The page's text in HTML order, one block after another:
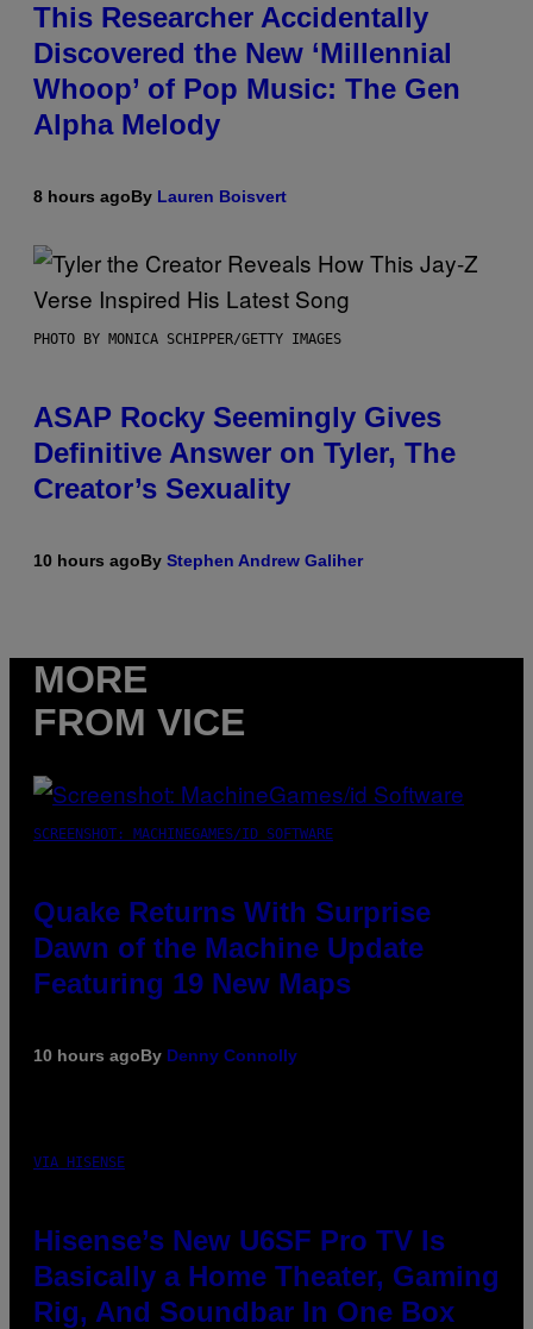
This Researcher Accidentally
Discovered the New ‘Millennial
Whoop’ of Pop Music: The Gen
Alpha Melody
8 hours agoBy Lauren Boisvert
PHOTO BY MONICA SCHIPPER/GETTY IMAGES
ASAP Rocky Seemingly Gives
Definitive Answer on Tyler, The
Creator’s Sexuality
10 hours agoBy Stephen Andrew Galiher
MORE
FROM VICE
SCREENSHOT: MACHINEGAMES/ID SOFTWARE
Quake Returns With Surprise
Dawn of the Machine Update
Featuring 19 New Maps
10 hours agoBy Denny Connolly
VIA HISENSE
Hisense’s New U6SF Pro TV Is
Basically a Home Theater, Gaming
Rig, And Soundbar In One Box